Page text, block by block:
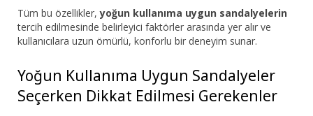
Tüm bu özellikler,yoğun kullanıma uygun sandalyelerin
tercih edilmesinde belirleyici faktörler arasında yer alır ve
kullanıcılara uzun ömürlü, konforlu bir deneyim sunar.
Yoğun Kullanıma Uygun Sandalyeler
Seçerken Dikkat Edilmesi Gerekenler